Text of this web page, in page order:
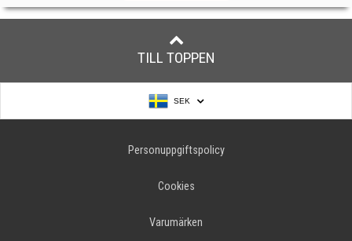
TILL TOPPEN
SEK
Personuppgiftspolicy
Cookies
Varumärken